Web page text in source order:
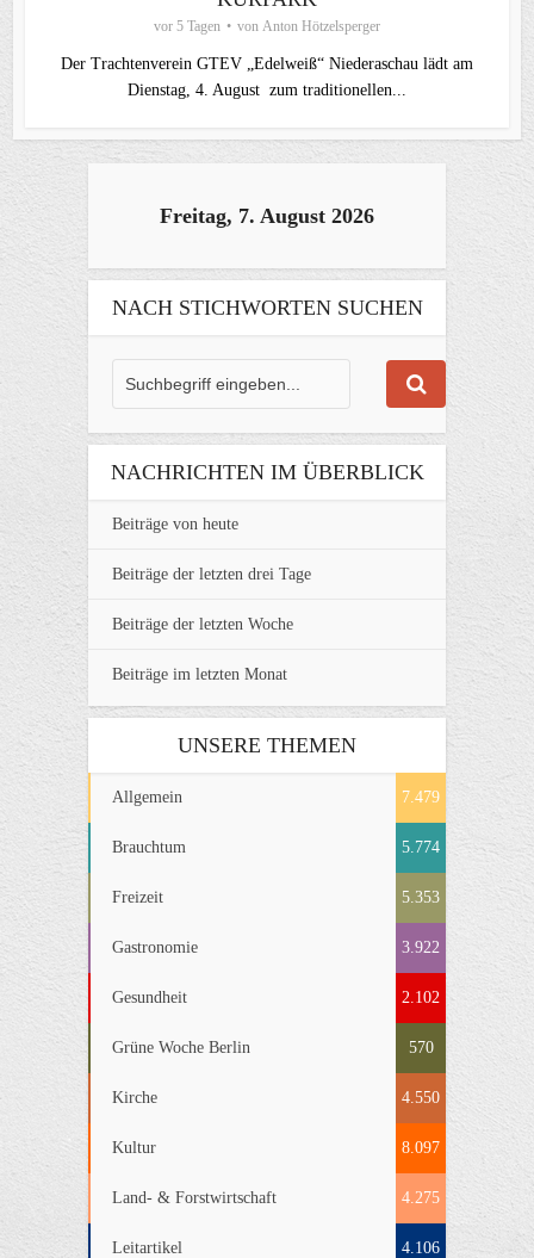
vor 5 Tagen von Anton Hötzelsperger
Der Trachtenverein GTEV „Edelweiß“ Niederaschau lädt am
Dienstag, 4. August zum traditionellen...
Freitag, 7. August 2026
NACH STICHWORTEN SUCHEN
NACHRICHTEN IM ÜBERBLICK
Beiträge von heute
Beiträge der letzten drei Tage
Beiträge der letzten Woche
Beiträge im letzten Monat
UNSERE THEMEN
Allgemein 7.479
Brauchtum 5.774
Freizeit 5.353
Gastronomie 3.922
Gesundheit 2.102
Grüne Woche Berlin 570
Kirche 4.550
Kultur 8.097
Land- & Forstwirtschaft 4.275
Leitartikel 4.106